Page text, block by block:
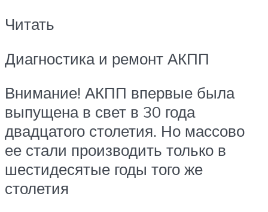
Читать
Диагностика и ремонт АКПП
Внимание! АКПП впервые была
выпущена в свет в 30 года
двадцатого столетия. Но массово
ее стали производить только в
шестидесятые годы того же
столетия